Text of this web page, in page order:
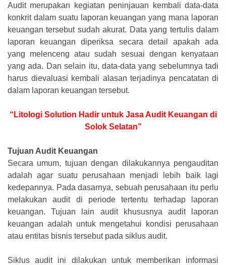
Audit merupakan kegiatan peninjauan kembali data-data
konkrit dalam suatu laporan keuangan yang mana laporan
keuangan tersebut sudah akurat. Data yang tertulis dalam
laporan keuangan diperiksa secara detail apakah ada
yang melenceng atau sudah sesuai dengan kenyataan
yang ada. Dan selain itu, data-data yang sebelumnya tadi
harus dievaluasi kembali alasan terjadinya pencatatan di
dalam laporan keuangan tersebut.
“Litologi Solution Hadir untuk Jasa Audit Keuangan di
Solok Selatan”
Tujuan Audit Keuangan
Secara umum, tujuan dengan dilakukannya pengauditan
adalah agar suatu perusahaan menjadi lebih baik lagi
kedepannya. Pada dasarnya, sebuah perusahaan itu perlu
melakukan audit di periode tertentu terhadap laporan
keuangan. Tujuan lain audit khususnya audit laporan
keuangan adalah untuk mengetahui kondisi perusahaan
atau entitas bisnis tersebut pada siklus audit.
Siklus audit ini dilakukan untuk memberikan informasi